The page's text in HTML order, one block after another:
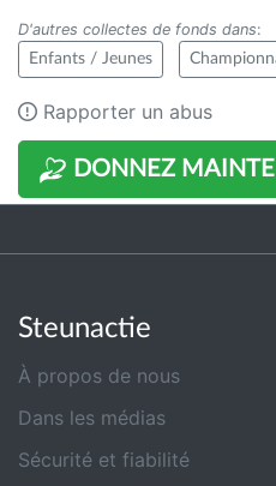
DONNEZ
D'autres collectes de fonds dans:
Enfants / Jeunes
Rapporter un abus
Steunactie
À propos de nous
Dans les médias
Sécurité et fiabilité